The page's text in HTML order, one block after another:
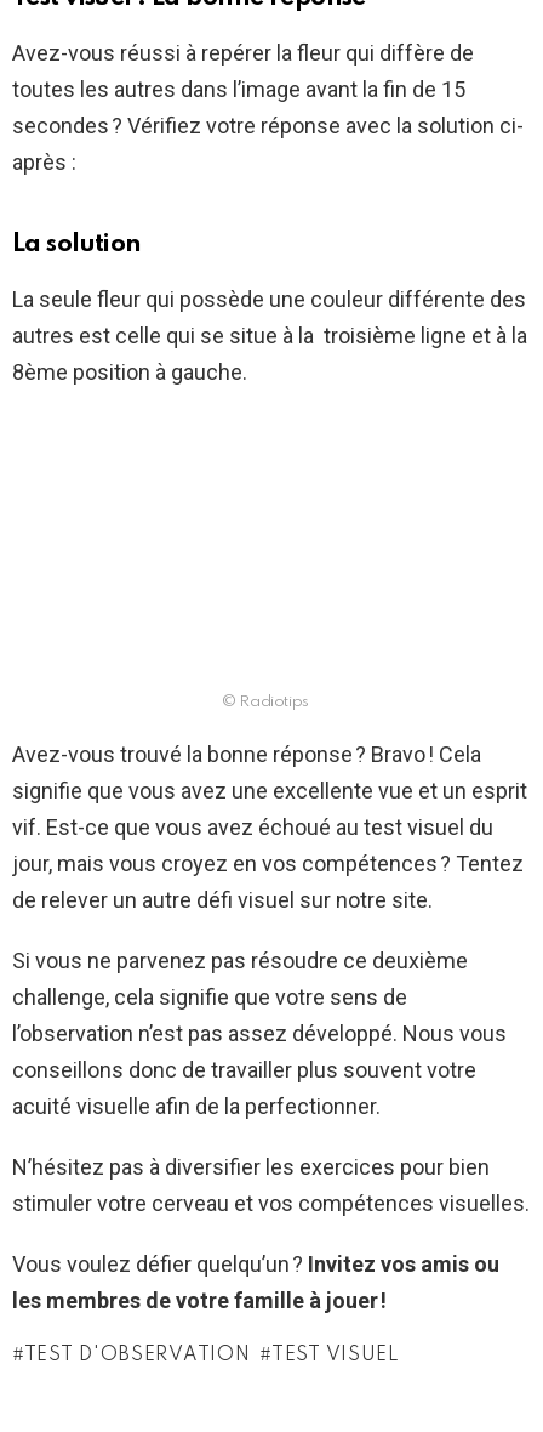
Avez-vous réussi à repérer la fleur qui diffère de
toutes les autres dans l’image avant la fin de 15
secondes ? Vérifiez votre réponse avec la solution ci-
après :
La solution
La seule fleur qui possède une couleur différente des
autres est celle qui se situe à la troisième ligne et à la
8ème position à gauche.
© Radiotips
Avez-vous trouvé la bonne réponse ? Bravo ! Cela
signifie que vous avez une excellente vue et un esprit
vif. Est-ce que vous avez échoué au test visuel du
jour, mais vous croyez en vos compétences ? Tentez
de relever un autre défi visuel sur notre site.
Si vous ne parvenez pas résoudre ce deuxième
challenge, cela signifie que votre sens de
l’observation n’est pas assez développé. Nous vous
conseillons donc de travailler plus souvent votre
acuité visuelle afin de la perfectionner.
N’hésitez pas à diversifier les exercices pour bien
stimuler votre cerveau et vos compétences visuelles.
Vous voulez défier quelqu’un ? Invitez vos amis ou
les membres de votre famille à jouer !
TEST D'OBSERVATION TEST VISUEL